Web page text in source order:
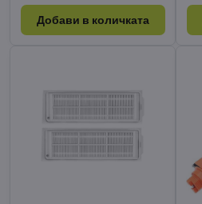
Добави в количката